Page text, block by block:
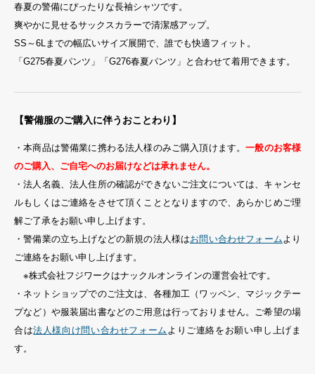
春夏の警備にぴったりな長袖シャツです。
爽やかに見せるサックスカラーで清潔感アップ。
SS～6Lまでの幅広いサイズ展開で、誰でも快適フィット。
「G275春夏パンツ」「G276春夏パンツ」と合わせて着用できます。
【警備服のご購入に伴うおことわり】
・本商品は警備業に携わる法人様のみご購入頂けます。一般のお客様
のご購入、ご自宅へのお届けなどは承れません。
・法人名義、法人住所の確認ができないご注文については、キャンセ
ルもしくはご連絡をさせて頂くこととなりますので、あらかじめご理
解ご了承をお願い申し上げます。
・警備業の立ち上げなどの新規の法人様はお問い合わせフォーム より
ご連絡をお願い申し上げます。
※株式会社フジワークはナックルオンラインの運営会社です。
・ネットショップでのご注文は、各種加工（ワッペン、マジックテー
プなど）や服装届出書などのご用意は行っておりません。ご希望の場
合は法人様向け問い合わせフォーム よりご連絡をお願い申し上げま
す。